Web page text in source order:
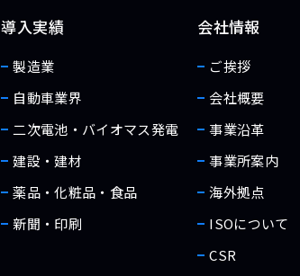
導入実績
製造業
自動車業界
二次電池・バイオマス発電
建設・建材
薬品・化粧品・食品
新聞・印刷
会社情報
ご挨拶
会社概要
事業沿革
事業所案内
海外拠点
ISOについて
CSR